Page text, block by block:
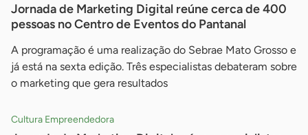
Jornada de Marketing Digital reúne cerca de 400
pessoas no Centro de Eventos do Pantanal
A programação é uma realização do Sebrae Mato Grosso e
já está na sexta edição. Três especialistas debateram sobre
o marketing que gera resultados
Cultura Empreendedora